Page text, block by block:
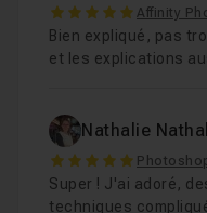
5 Affinity
Bien expliqué, pas
et les explications
Nathalie
5
Super ! J'ai adoré,
techniques